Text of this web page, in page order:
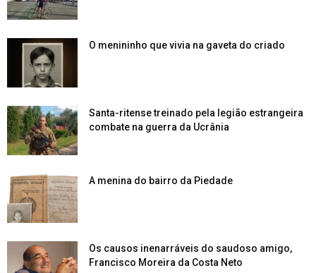
O menininho que vivia na gaveta do criado
Santa-ritense treinado pela legião estrangeira
combate na guerra da Ucrânia
A menina do bairro da Piedade
Os causos inenarráveis do saudoso amigo,
Francisco Moreira da Costa Neto